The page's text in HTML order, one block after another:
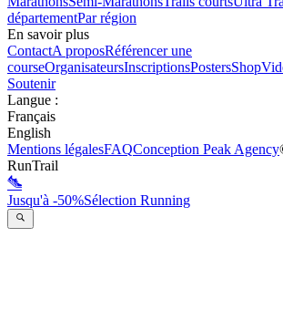
départementPar région
En savoir plus
ContactA proposRéférencer une
courseOrganisateursInscriptionsPostersShop
Soutenir
Langue :
Français
English
Mentions légalesFAQConception Peak Agency
RunTrail
Jusqu'à -50%Sélection Running